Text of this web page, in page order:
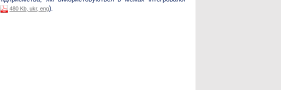
480 Kb, ukr, eng).